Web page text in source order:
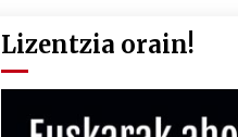
Lizentzia orain!